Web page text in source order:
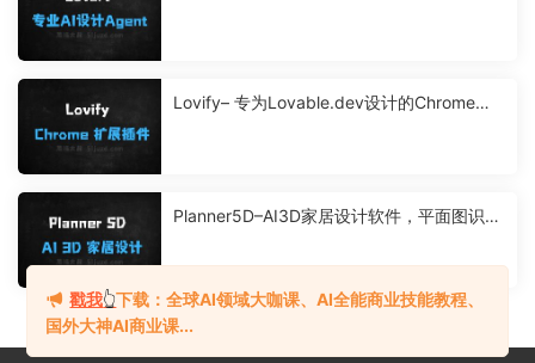
Lovify– 专为Lovable.dev设计的Chrome扩
Planner5D–AI3D家居设计软件，平面图识别
戳我👆下载：全球AI领域大咖课、AI全能商业技能教程、
国外大神AI商业课...